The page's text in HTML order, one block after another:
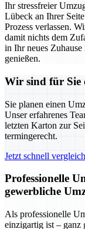
Ihr stressfreier
Lübeck an Ihrer
Prozess verlassen.
damit nichts dem
in Ihr neues
genießen.
Wir sind für Sie
Sie planen einen
Unser erfahrenes
letzten Karton zur
termingerecht.
Jetzt schnell
Professionelle
gewerbliche
Als professionelle
einzigartig ist – ganz